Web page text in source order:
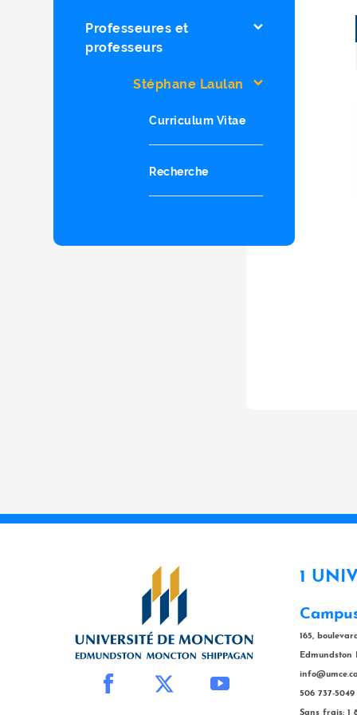
Professeures et
professeurs
Stéphane Laulan
Curriculum Vitae
Recherche
1
165,
Edmundston
info@umce.ca
506 737-5049
Sans frais: 1